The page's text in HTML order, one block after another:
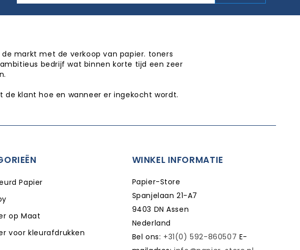
markt met de verkoop van papier. toners
bedrijf wat binnen korte tijd een zeer
klant hoe en wanneer er ingekocht wordt.
Papier
op Maat
voor kleurafdrukken
WINKEL INFORMATIE
Papier-Store
Spanjelaan 21-A7
9403 DN Assen
Nederland
Bel ons: +31(0) 592-860507 E-